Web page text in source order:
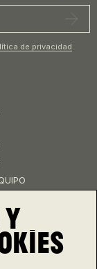
de privacidad